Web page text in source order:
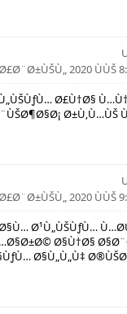
Ø£Ù†Ø§
Ø±Ù‚Ù…ÙŠ
Ø¹Ù„ÙŠÙƒÙ…
Ø§Ù†Ø§
Ø§Ù„Ù„Ù‡